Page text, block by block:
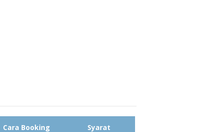
Cara Booking Syarat